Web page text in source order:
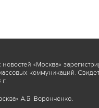
«Москва»
коммуникаций.
А.Б. Воронченко.